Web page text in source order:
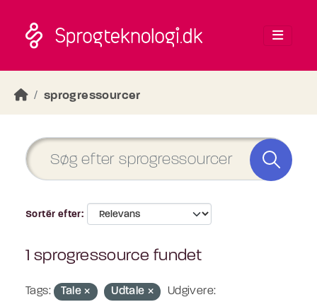
sprogressourcer
Sortér efter
1 sprogressource fundet
Tags: Tale Udtale
Udgivere: